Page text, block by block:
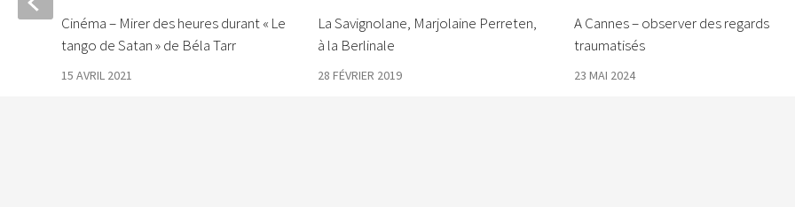
La Savignolane, Marjolaine Perreten,
à la Berlinale
28 FÉVRIER 2019
A Cannes – observer des regards
traumatisés
23 MAI 2024
Cinéma – Mirer des heures durant « Le
tango de Satan » de Béla Tarr
15 AVRIL 2021